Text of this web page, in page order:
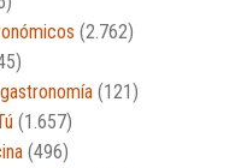
(2.762)
(121)
(1.657)
(496)